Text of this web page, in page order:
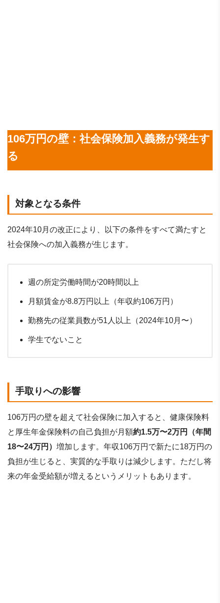
106万円の壁：社会保険加入義務が発生す
る
対象となる条件
2024年10月の改正により、以下の条件をすべて満たすと
社会保険への加入義務が生じます。
週の所定労働時間が20時間以上
月額賃金が8.8万円以上（年収約106万円）
勤務先の従業員数が51人以上（2024年10月〜）
学生でないこと
手取りへの影響
106万円の壁を超えて社会保険に加入すると、健康保険料
と厚生年金保険料の自己負担が月額約1.5万〜2万円（年間
18〜24万円） 増加します。年収106万円で新たに18万円の
負担が生じると、実質的な手取りは減少します。ただし将
来の年金受給額が増えるというメリットもあります。